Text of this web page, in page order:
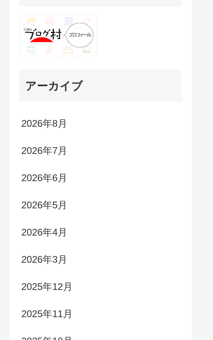
アーカイブ
2026年8月
2026年7月
2026年6月
2026年5月
2026年4月
2026年3月
2025年12月
2025年11月